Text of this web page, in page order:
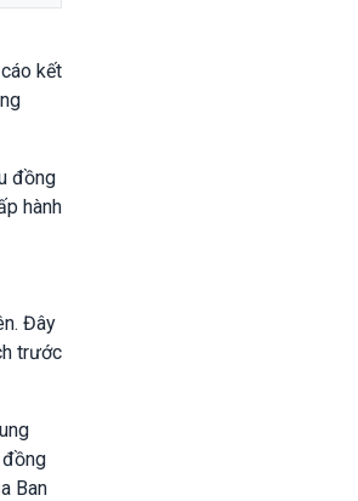
kết
đồng
hành
Đây
trước
đồng
Ban